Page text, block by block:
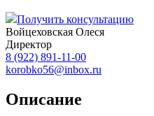
Получить консультацию
Войцеховская Олеся
Директор
8 (922) 891-11-00
korobko56@inbox.ru
Описание